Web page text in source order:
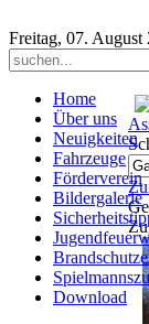
Freitag, 07. August
Home
Über uns
Neuigkeiten
Fahrzeuge
Förderverein
Bildergalerie
Download